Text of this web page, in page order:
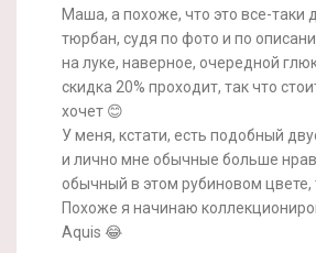
Маша, а похоже, что это все-таки
тюрбан, судя по фото и по
на луке, наверное, очередной
скидка 20% проходит, так что
хочет 😊
У меня, кстати, есть подобный
и лично мне обычные больше
обычный в этом рубиновом цвете,
Похоже я начинаю
Aquis 😂